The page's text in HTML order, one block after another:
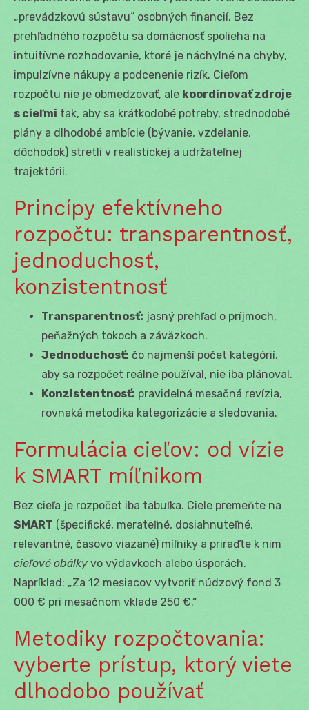
„prevádzkovú sústavu“ osobných financií. Bez
prehľadného rozpočtu sa domácnosť spolieha na
intuitívne rozhodovanie, ktoré je náchylné na chyby,
impulzívne nákupy a podcenenie rizík. Cieľom
rozpočtu nie je obmedzovať, ale koordinovať zdroje
s cieľmi tak, aby sa krátkodobé potreby, strednodobé
plány a dlhodobé ambície (bývanie, vzdelanie,
dôchodok) stretli v realistickej a udržateľnej
trajektórii.
Princípy efektívneho
rozpočtu: transparentnosť,
jednoduchosť,
konzistentnosť
Transparentnosť: jasný prehľad o príjmoch,
peňažných tokoch a záväzkoch.
Jednoduchosť: čo najmenší počet kategórií,
aby sa rozpočet reálne používal, nie iba plánoval.
Konzistentnosť: pravidelná mesačná revízia,
rovnaká metodika kategorizácie a sledovania.
Formulácia cieľov: od vízie
k SMART míľnikom
Bez cieľa je rozpočet iba tabuľka. Ciele premeňte na
SMART (špecifické, merateľné, dosiahnuteľné,
relevantné, časovo viazané) míľniky a priraďte k nim
cieľové obálky vo výdavkoch alebo úsporách.
Napríklad: „Za 12 mesiacov vytvoriť núdzový fond 3
000 € pri mesačnom vklade 250 €.“
Metodiky rozpočtovania:
vyberte prístup, ktorý viete
dlhodobo používať